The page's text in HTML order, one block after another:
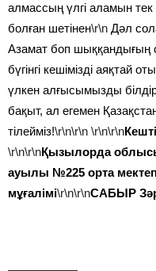
алмассың үлгі аламын тек
болған шетінен\r\n Дәл
Азамат боп шыққандығың
бүгінгі кешімізді аяқтай
үлкен алғысымызды
бақыт, ал егемен
тілейміз!\r\n\r\n \r\n\r\n
\r\n\r\nҚызылорда
ауылы №225 орта
мұғалімі\r\n\r\nСАБЫР